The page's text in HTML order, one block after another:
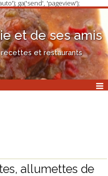
ga('send', 'pageview');
et de ses amis
recettes et restaurants
allumettes de